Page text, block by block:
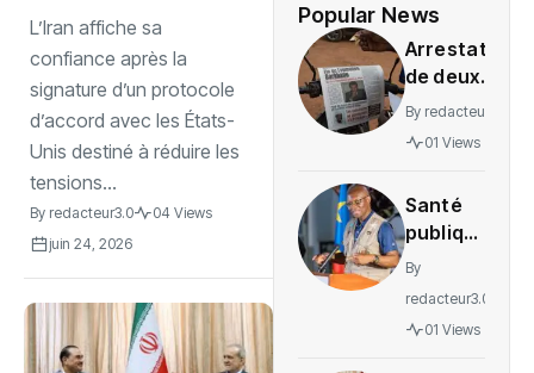
une victoire
diplomatique
majeure
L’Iran affiche sa
confiance après la
signature d’un protocole
d’accord avec les États-
Unis destiné à réduire les
tensions...
By redacteur3.0
04 Views
juin 24, 2026
Popular News
Arrestation
de deux
journalistes
au Mali
indignation
By redacteur3.0
01 Views
Santé
publique
: La RDC
des
By
redacteur3.0
01 Views